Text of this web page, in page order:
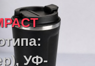
УФ-